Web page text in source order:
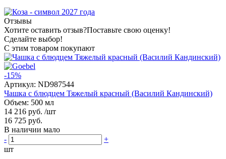
Отзывы
Хотите оставить отзыв?Поставьте свою оценку!
Сделайте выбор!
С этим товаром покупают
-15%
Артикул: ND987544
Чашка с блюдцем Тяжелый красный (Василий Кандинский)
Объем: 500 мл
14 216 руб. /шт
16 725 руб.
В наличии мало
-
+
шт